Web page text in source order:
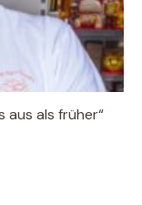
aus als früher“